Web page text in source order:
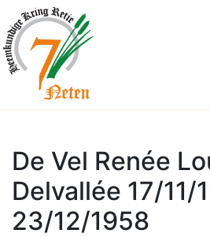
De Vel Renée
Delvallée 17/11/
23/12/1958